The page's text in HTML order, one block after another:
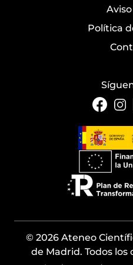
Política
© 2026 Ateneo
de Madrid. Todos los